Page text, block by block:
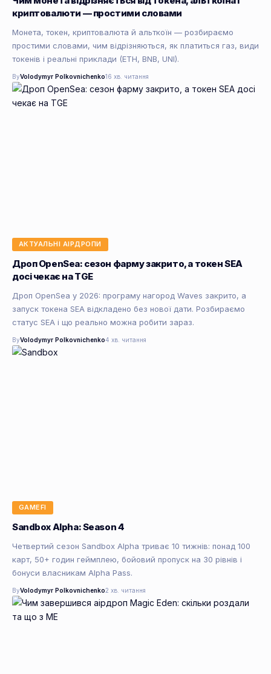
криптовалюти — простими словами
Монета, токен, криптовалюта й альткоїн — розбираємо
простими словами, чим відрізняються, як платиться газ, види
токенів і реальні приклади (ETH, BNB, UNI).
ByVolodymyr Polkovnichenko16 хв. читання
АКТУАЛЬНІ АІРДРОПИ
Дроп OpenSea: сезон фарму закрито, а токен SEA
досі чекає на TGE
Дроп OpenSea у 2026: програму нагород Waves закрито, а
запуск токена SEA відкладено без нової дати. Розбираємо
статус SEA і що реально можна робити зараз.
ByVolodymyr Polkovnichenko4 хв. читання
GAMEFI
Sandbox Alpha: Season 4
Четвертий сезон Sandbox Alpha триває 10 тижнів: понад 100
карт, 50+ годин геймплею, бойовий пропуск на 30 рівнів і
бонуси власникам Alpha Pass.
ByVolodymyr Polkovnichenko2 хв. читання